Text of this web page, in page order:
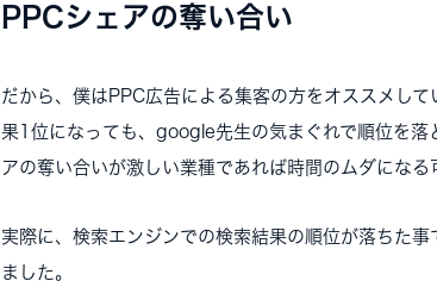
PPCシェアの奪い合い
だから、僕はPPC広告による集客の方をオススメし
果1位になっても、google先生の気まぐれで順位を落
アの奪い合いが激しい業種であれば時間のムダになる
実際に、検索エンジンでの検索結果の順位が落ちた
ました。